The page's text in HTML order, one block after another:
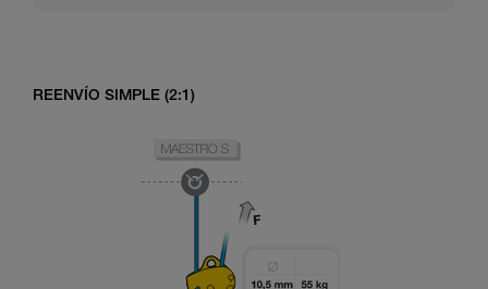
REENVÍO SIMPLE (2:1)